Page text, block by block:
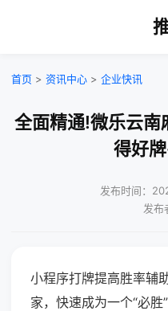
首页 > 资讯中心 > 企业快讯
全面精通!微乐云南
得好
发布时间：
发布
小程序打牌提高胜率辅
家，快速成为一个“必